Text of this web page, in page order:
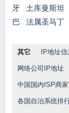
牙
土库曼斯坦
巴
法属圣马丁
其它 IP地址信
网络公司IP地址
中国国内ISP商
各国自治系统排